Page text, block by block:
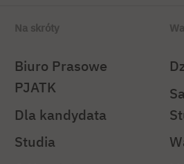
Na skróty
Biuro Prasowe
PJATK
Dla kandydata
Studia